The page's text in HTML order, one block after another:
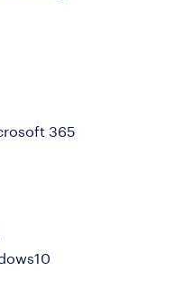
365